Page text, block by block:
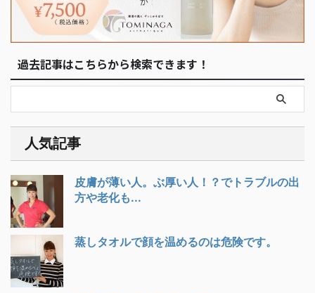
過去記事はこちらから検索できます！
人気記事
皮膚が薄い人。ぶ厚い人！？でトラブルの出
方や老化も...
蒸しタオルで顔を温めるのは危険です。